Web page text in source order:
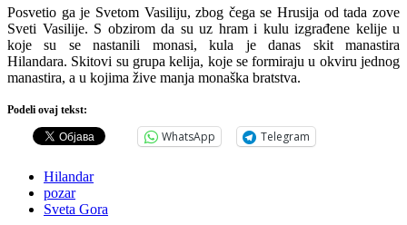
Posvetio ga je Svetom Vasiliju, zbog čega se Hrusija od tada zove
Sveti Vasilije. S obzirom da su uz hram i kulu izgrađene kelije u
koje su se nastanili monasi, kula je danas skit manastira
Hilandara. Skitovi su grupa kelija, koje se formiraju u okviru jednog
manastira, a u kojima žive manja monaška bratstva.
Podeli ovaj tekst:
WhatsApp Telegram
Hilandar
pozar
Sveta Gora